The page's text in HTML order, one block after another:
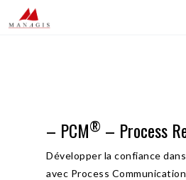
– PCM® – Process
Développer la confiance
avec Process